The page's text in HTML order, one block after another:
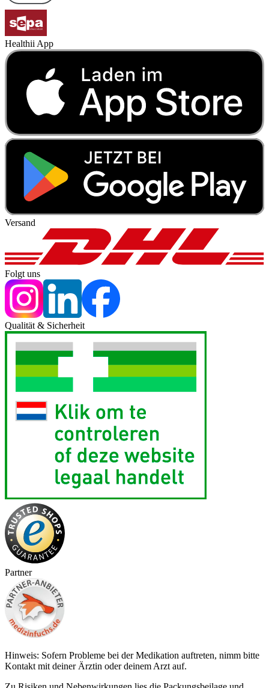
Healthii App
Versand
Folgt uns
Qualität & Sicherheit
Partner
Hinweis: Sofern Probleme bei der Medikation auftreten, nimm bitte
Kontakt mit deiner Ärztin oder deinem Arzt auf.